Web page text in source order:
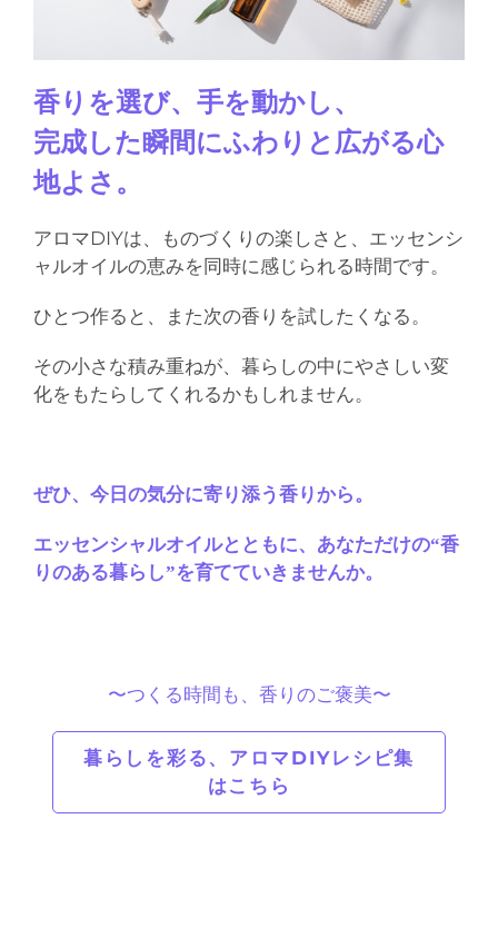
香りを選び、手を動かし、
完成した瞬間にふわりと広がる心
地よさ。
アロマDIYは、ものづくりの楽しさと、エッセンシ
ャルオイルの恵みを同時に感じられる時間です。
ひとつ作ると、また次の香りを試したくなる。
その小さな積み重ねが、暮らしの中にやさしい変
化をもたらしてくれるかもしれません。
ぜひ、今日の気分に寄り添う香りから。
エッセンシャルオイルとともに、あなただけの“香
りのある暮らし”を育てていきませんか。
〜つくる時間も、香りのご褒美〜
暮らしを彩る、アロマDIYレシピ集
はこちら